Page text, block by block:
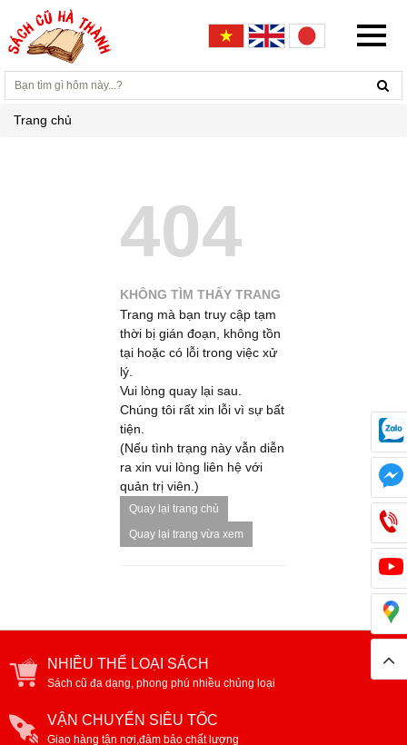
Trang chủ
404
KHÔNG TÌM THẤY TRANG
Trang mà bạn truy cập tạm
thời bị gián đoạn, không tồn
tại hoặc có lỗi trong việc xử
lý.
Vui lòng quay lại sau.
Chúng tôi rất xin lỗi vì sự bất
tiện.
(Nếu tình trạng này vẫn diễn
ra xin vui lòng liên hệ với
quản trị viên.)
Quay lại trang chủ
Quay lại trang vừa xem
NHIỀU THỂ LOẠI SÁCH
Sách cũ đa dạng, phong phú nhiều chủng loại
VẬN CHUYỂN SIÊU TỐC
Giao hàng tận nơi,đảm bảo chất lượng